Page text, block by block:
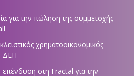
για την πώληση της συμμετοχής
χρηματοοικονομικός
ΔΕΗ
επένδυση στη Fractal για την